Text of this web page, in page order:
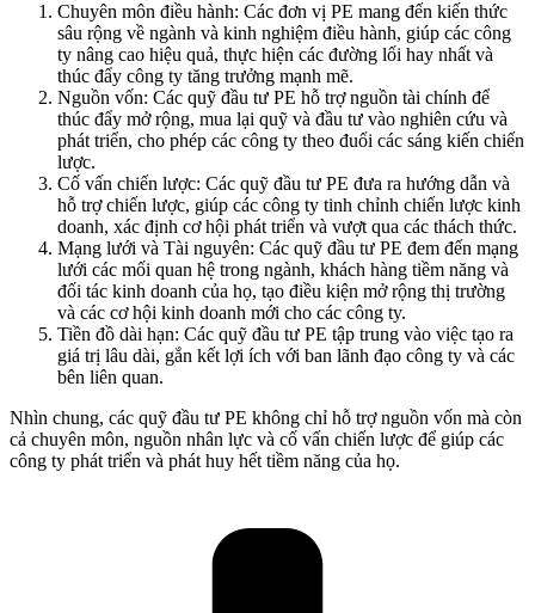
Chuyên môn điều hành: Các đơn vị PE mang đến kiến thức
sâu rộng về ngành và kinh nghiệm điều hành, giúp các công
ty nâng cao hiệu quả, thực hiện các đường lối hay nhất và
thúc đẩy công ty tăng trưởng mạnh mẽ.
Nguồn vốn: Các quỹ đầu tư PE hỗ trợ nguồn tài chính để
thúc đẩy mở rộng, mua lại quỹ và đầu tư vào nghiên cứu và
phát triển, cho phép các công ty theo đuổi các sáng kiến chiến
lược.
Cố vấn chiến lược: Các quỹ đầu tư PE đưa ra hướng dẫn và
hỗ trợ chiến lược, giúp các công ty tinh chỉnh chiến lược kinh
doanh, xác định cơ hội phát triển và vượt qua các thách thức.
Mạng lưới và Tài nguyên: Các quỹ đầu tư PE đem đến mạng
lưới các mối quan hệ trong ngành, khách hàng tiềm năng và
đối tác kinh doanh của họ, tạo điều kiện mở rộng thị trường
và các cơ hội kinh doanh mới cho các công ty.
Tiền đồ dài hạn: Các quỹ đầu tư PE tập trung vào việc tạo ra
giá trị lâu dài, gắn kết lợi ích với ban lãnh đạo công ty và các
bên liên quan.
Nhìn chung, các quỹ đầu tư PE không chỉ hỗ trợ nguồn vốn mà còn
cả chuyên môn, nguồn nhân lực và cố vấn chiến lược để giúp các
công ty phát triển và phát huy hết tiềm năng của họ.